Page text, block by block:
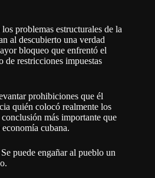
problemas estructurales de la
al descubierto una verdad
bloqueo que enfrentó el
restricciones impuestas
prohibiciones que él
quién colocó realmente los
más importante que
cubana.
puede engañar al pueblo un